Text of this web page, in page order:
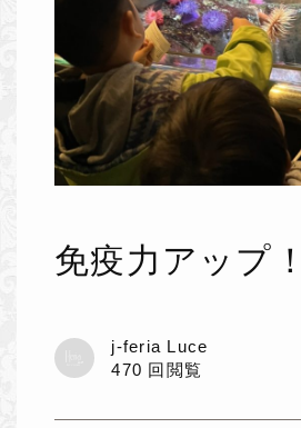
免疫力アップ！
j-feria Luce
470 回閲覧